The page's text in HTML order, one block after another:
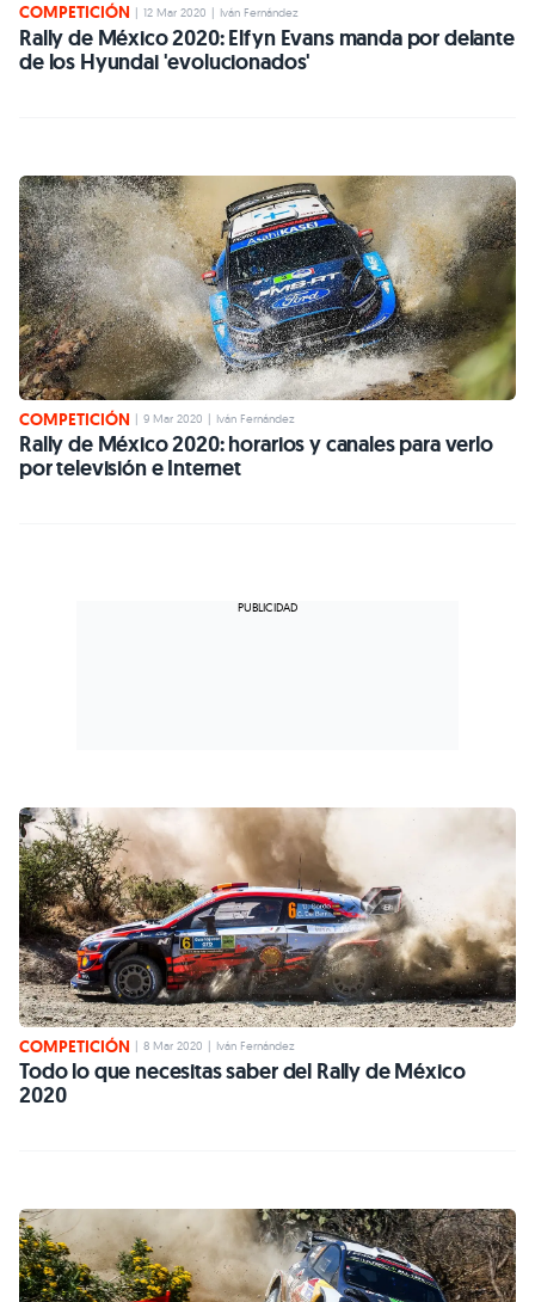
COMPETICIÓN | 12 Mar 2020 | Iván Fernández
Rally de México 2020: Elfyn Evans manda por delante
de los Hyundai 'evolucionados'
COMPETICIÓN 9 Mar 2020 Iván Fernández
Rally de México 2020: horarios y canales para verlo
por televisión e Internet
COMPETICIÓN 8 Mar 2020 Iván Fernández
Todo lo que necesitas saber del Rally de México
2020